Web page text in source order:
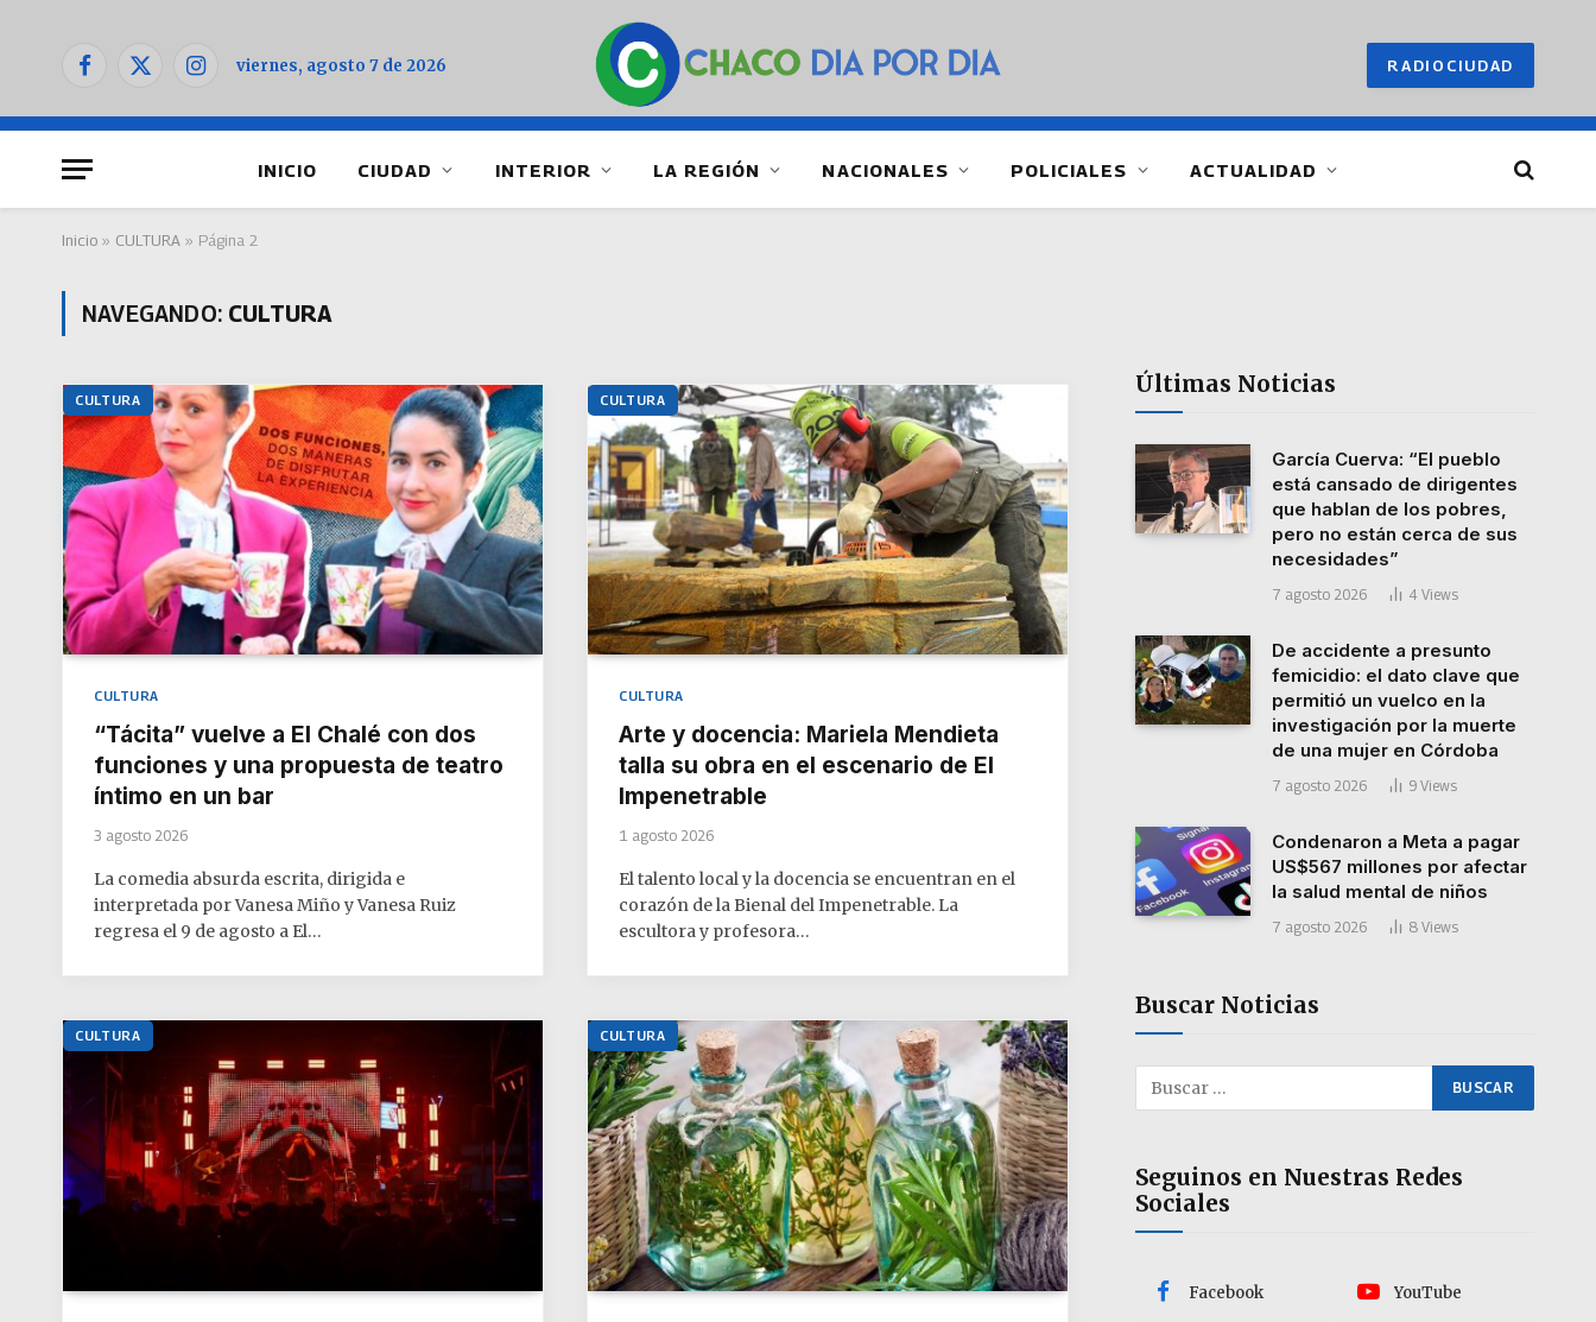
Facebook
X
Instagramviernes, agosto 7 de 2026 RADIOCIUDAD
INICIO CIUDAD INTERIOR LA REGIÓN NACIONALES POLICIALES ACTUALIDAD
Inicio » CULTURA » Página 2
NAVEGANDO: CULTURA
CULTURA
CULTURA
“Tácita” vuelve a El Chalé con dos
funciones y una propuesta de teatro
íntimo en un bar
3 agosto 2026
La comedia absurda escrita, dirigida e
interpretada por Vanesa Miño y Vanesa Ruiz
regresa el 9 de agosto a El…
CULTURA
CULTURA
Arte y docencia: Mariela Mendieta
talla su obra en el escenario de El
Impenetrable
1 agosto 2026
El talento local y la docencia se encuentran en el
corazón de la Bienal del Impenetrable. La
escultora y profesora…
CULTURA CULTURA
Últimas Noticias
García Cuerva: “El pueblo
está cansado de dirigentes
que hablan de los pobres,
pero no están cerca de sus
necesidades”
7 agosto 2026 4 Views
De accidente a presunto
femicidio: el dato clave que
permitió un vuelco en la
investigación por la muerte
de una mujer en Córdoba
7 agosto 2026 9 Views
Condenaron a Meta a pagar
US$567 millones por afectar
la salud mental de niños
7 agosto 2026 8 Views
Buscar Noticias
Seguinos en Nuestras Redes
Sociales
Facebook YouTube